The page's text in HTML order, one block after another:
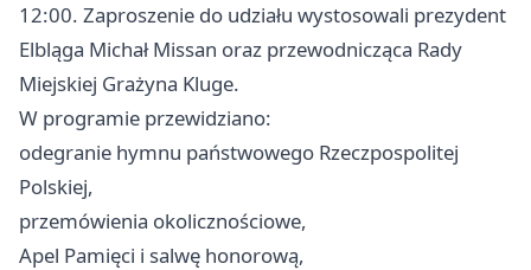
12:00. Zaproszenie do udziału wystosowali prezydent
Elbląga Michał Missan oraz przewodnicząca Rady
Miejskiej Grażyna Kluge.
W programie przewidziano:
odegranie hymnu państwowego Rzeczpospolitej
Polskiej,
przemówienia okolicznościowe,
Apel Pamięci i salwę honorową,